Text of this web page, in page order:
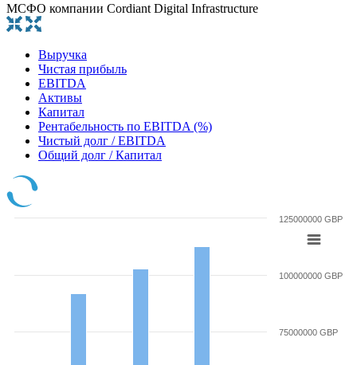
МСФО компании Cordiant Digital Infrastructure
Выручка
Чистая прибыль
EBITDA
Активы
Капитал
Рентабельность по EBITDA (%)
Чистый долг / EBITDA
Общий долг / Капитал
75000000 GBP
100000000 GBP
125000000 GBP